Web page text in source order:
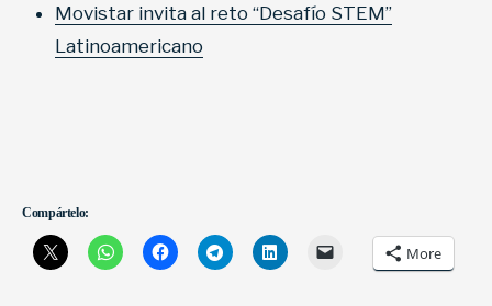
Movistar invita al reto “Desafío STEM”
Latinoamericano
Compártelo:
More